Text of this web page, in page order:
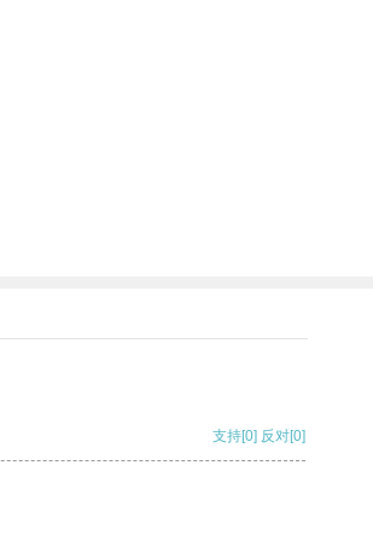
支持[0] 反对[0]